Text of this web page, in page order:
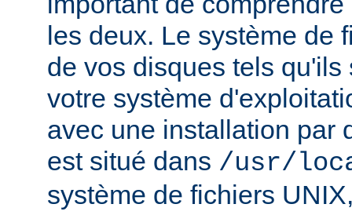
les deux. Le système de
de vos disques tels qu'ils
votre système
avec une installation par
est situé dans /usr/
système de fichiers